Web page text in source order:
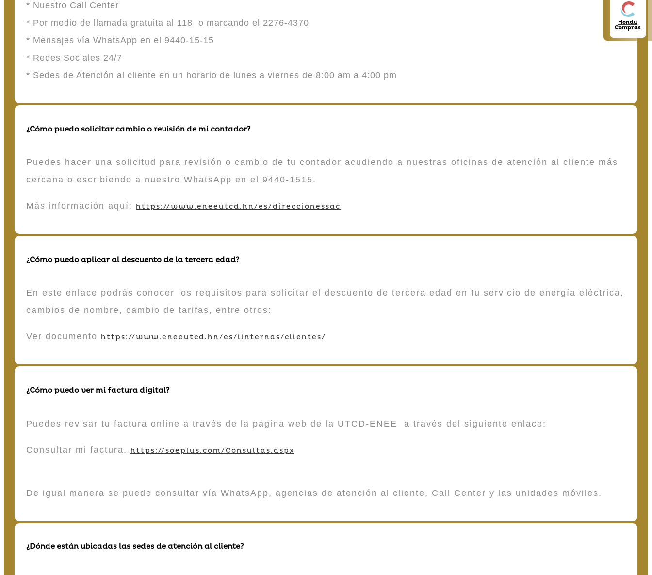
Hondu
Compras
* Nuestro Call Center
* Por medio de llamada gratuita al 118 o marcando el 2276-4370
* Mensajes vía WhatsApp en el 9440-15-15
* Redes Sociales 24/7
* Sedes de Atención al cliente en un horario de lunes a viernes de 8:00 am a 4:00 pm
¿Cómo puedo solicitar cambio o revisión de mi contador?
Puedes hacer una solicitud para revisión o cambio de tu contador acudiendo a nuestras oficinas de atención al cliente más
cercana o escribiendo a nuestro WhatsApp en el 9440-1515.
Más información aquí: https://www.eneeutcd.hn/es/direccionessac
¿Cómo puedo aplicar al descuento de la tercera edad?
En este enlace podrás conocer los requisitos para solicitar el descuento de tercera edad en tu servicio de energía eléctrica,
cambios de nombre, cambio de tarifas, entre otros:
Ver documento https://www.eneeutcd.hn/es/iinternas/clientes/
¿Cómo puedo ver mi factura digital?
Puedes revisar tu factura online a través de la página web de la UTCD-ENEE a través del siguiente enlace:
Consultar mi factura. https://soeplus.com/Consultas.aspx
De igual manera se puede consultar vía WhatsApp, agencias de atención al cliente, Call Center y las unidades móviles.
¿Dónde están ubicadas las sedes de atención al cliente?